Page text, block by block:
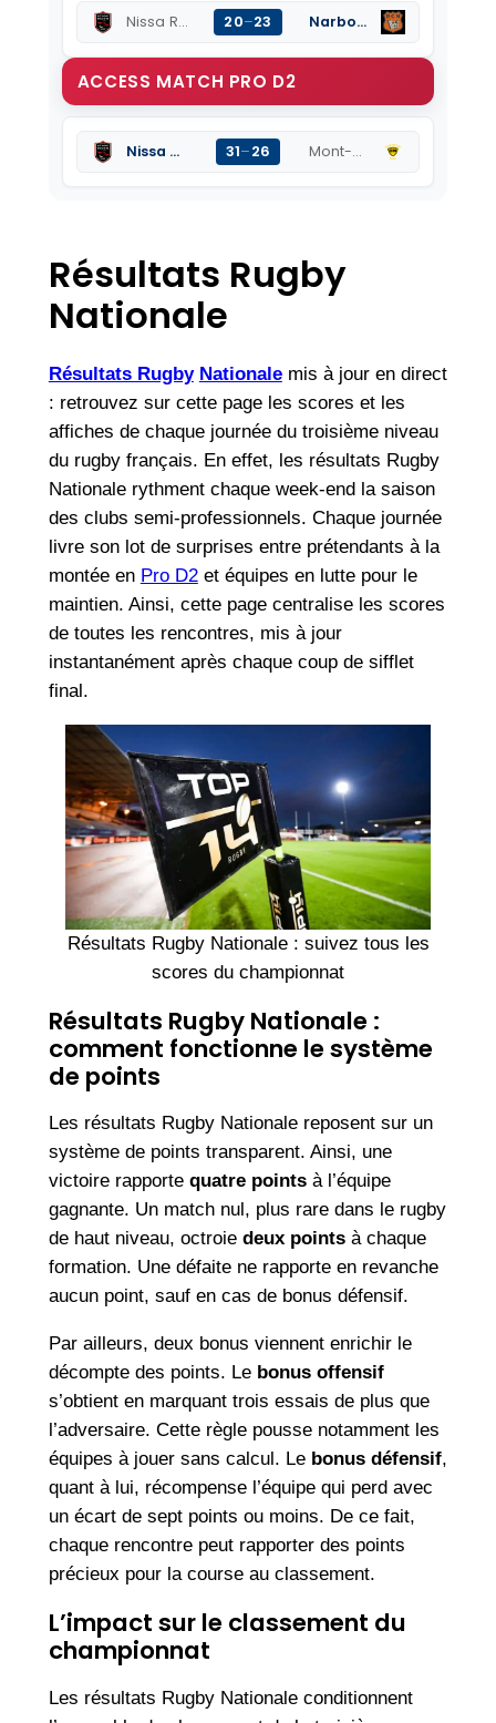
Nissa Rugby 20–23 Narbonne
ACCESS MATCH PRO D2
Nissa Rugby 31–26 Mont-de-Marsan
Résultats Rugby
Nationale
Résultats Rugby Nationalemis à jour en direct
: retrouvez sur cette page les scores et les
affiches de chaque journée du troisième niveau
du rugby français. En effet, les résultats Rugby
Nationale rythment chaque week-end la saison
des clubs semi-professionnels. Chaque journée
livre son lot de surprises entre prétendants à la
montée en Pro D2et équipes en lutte pour le
maintien. Ainsi, cette page centralise les scores
de toutes les rencontres, mis à jour
instantanément après chaque coup de sifflet
final.
Résultats Rugby Nationale : suivez tous les
scores du championnat
Résultats Rugby Nationale :
comment fonctionne le système
de points
Les résultats Rugby Nationale reposent sur un
système de points transparent. Ainsi, une
victoire rapporte quatre pointsà l’équipe
gagnante. Un match nul, plus rare dans le rugby
de haut niveau, octroie deux pointsà chaque
formation. Une défaite ne rapporte en revanche
aucun point, sauf en cas de bonus défensif.
Par ailleurs, deux bonus viennent enrichir le
décompte des points. Le bonus offensif
s’obtient en marquant trois essais de plus que
l’adversaire. Cette règle pousse notamment les
équipes à jouer sans calcul. Le bonus défensif,
quant à lui, récompense l’équipe qui perd avec
un écart de sept points ou moins. De ce fait,
chaque rencontre peut rapporter des points
précieux pour la course au classement.
L’impact sur le classement du
championnat
Les résultats Rugby Nationale conditionnent